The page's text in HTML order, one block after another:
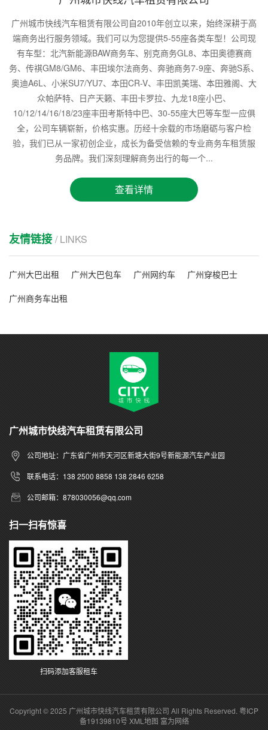
广州城市快线汽车租赁有限公司自2010年创立以来，始终深耕于高
端商务出行服务领域。我们可以为您提供5-55座各类车型！公司现
有车型：北汽新能源BAW商务车、别克商务GL8、本田奥德赛商
务、传祺GM8/GM6、丰田埃尔法商务、奔驰商务7-9座、奔驰S系、
奥迪A6L、小米SU7/YU7、本田CR-V、丰田凯美瑞、本田雅阁、大
众帕萨特、日产天籁、丰田卡罗拉、九龙18座小巴、
10/12/14/16/18/23座丰田考斯特中巴、30-55座大巴等车型一应俱
全，公司车辆崭新，价格实惠。历经十余载的市场磨砺与客户检
验，我们已从一家初创企业，成长为备受信赖的专业商务车租赁服
务品牌。我们深刻理解商务出行的每一个...
查看详情
友情链接 / LINKS
广州大巴出租 广州大巴包车 广州网约车
广州穿梭巴士
广州商务车出租
广州城市快线汽车租赁有限公司
公司地址：广东省广州市天河区新塘大街9号新能源汽车产业园
联系电话：138 2500 8858 138 2846 6258
公司邮箱：878030056@qq.com
扫一扫有惊喜
扫码添加客服租车
Copyright © 2025 广州城市快线汽车租赁有限公司 All Rights Reserved. 粤ICP
备19139810号 XML地图 富为网络